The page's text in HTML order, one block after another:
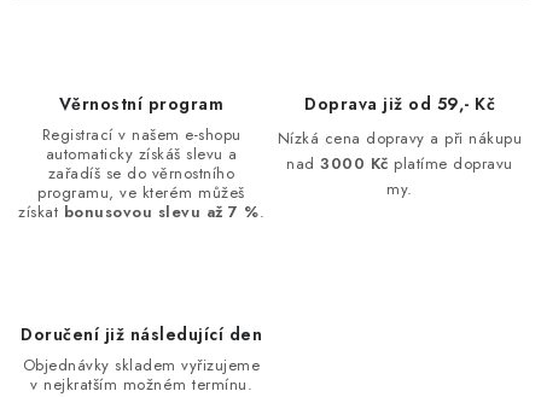
Věrnostní program
Registrací v našem e-shopu
automaticky získáš slevu a
zařadíš se do věrnostního
programu, ve kterém můžeš
získat bonusovou slevu až 7 %.
Doprava již od 59,- Kč
Nízká cena dopravy a při nákupu
nad3000 Kč platíme dopravu
my.
Doručení již následující den
Objednávky skladem vyřizujeme
v nejkratším možném termínu.